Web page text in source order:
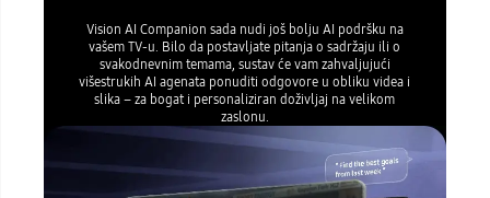
Vision AI Companion sada nudi još bolju AI podršku na
vašem TV-u. Bilo da postavljate pitanja o sadržaju ili o
svakodnevnim temama, sustav će vam zahvaljujući
višestrukih AI agenata ponuditi odgovore u obliku videa i
slika – za bogat i personaliziran doživljaj na velikom
zaslonu.